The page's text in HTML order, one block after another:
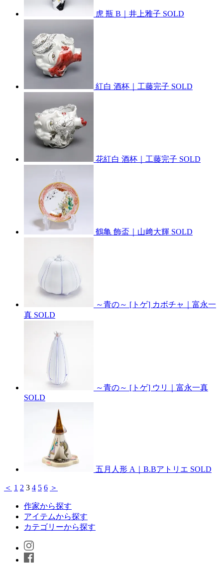
虎 瓶 B｜井上雅子 SOLD
紅白 酒杯｜工藤完子 SOLD
花紅白 酒杯｜工藤完子 SOLD
鶴亀 飾盃｜山﨑大輝 SOLD
～青の～ [トゲ] カボチャ｜富永一
真 SOLD
～青の～ [トゲ] ウリ｜富永一真
SOLD
五月人形 A｜B.Bアトリエ SOLD
＜ 1 2 3 4 5 6 ＞
作家から探す
アイテムから探す
カテゴリーから探す